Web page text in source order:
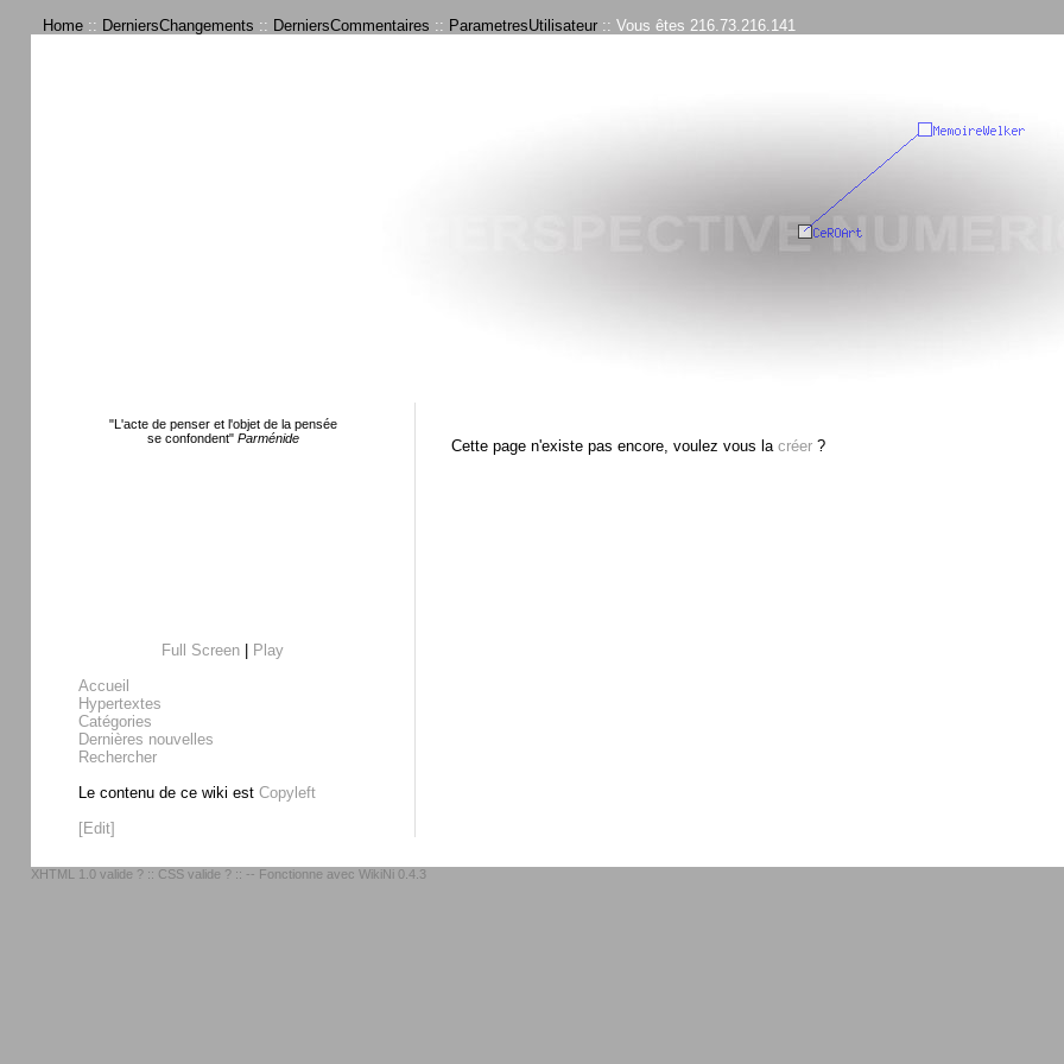
Home :: DerniersChangements :: DerniersCommentaires :: ParametresUtilisateur :: Vous êtes 216.73.216.141
"L'acte de penser et l'objet de la pensée
se confondent"Parménide
Full Screen
Play
Accueil
Hypertextes
Catégories
Dernières nouvelles
Rechercher
Le contenu de ce wiki est Copyleft
[Edit]
Cette page n'existe pas encore, voulez vous la créer?
XHTML 1.0 valide ? :: CSS valide ? :: -- Fonctionne avec WikiNi 0.4.3